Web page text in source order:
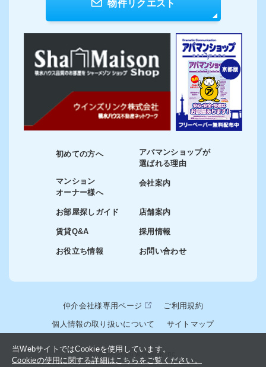
物件リクエスト
初めての方へ
マンション
オーナー様へ
お部屋探しガイド
賃貸Q&A
お役立ち情報
アパマンショップが
選ばれる理由
会社案内
店舗案内
採用情報
お問い合わせ
仲介会社様専用ページ ご利用規約
個人情報の取り扱いについて サイトマップ
© 2024-2026 winslink Inc.
当WebサイトではCookieを使用しています。
Cookieの使用に関する詳細はこちらをご覧ください。